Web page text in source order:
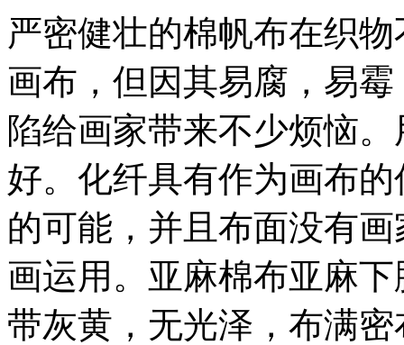
严密健壮的棉帆布在织
画布，但因其易腐，易
陷给画家带来不少烦恼
好。化纤具有作为画布
的可能，并且布面没有
画运用。亚麻棉布亚麻
带灰黄，无光泽，布满